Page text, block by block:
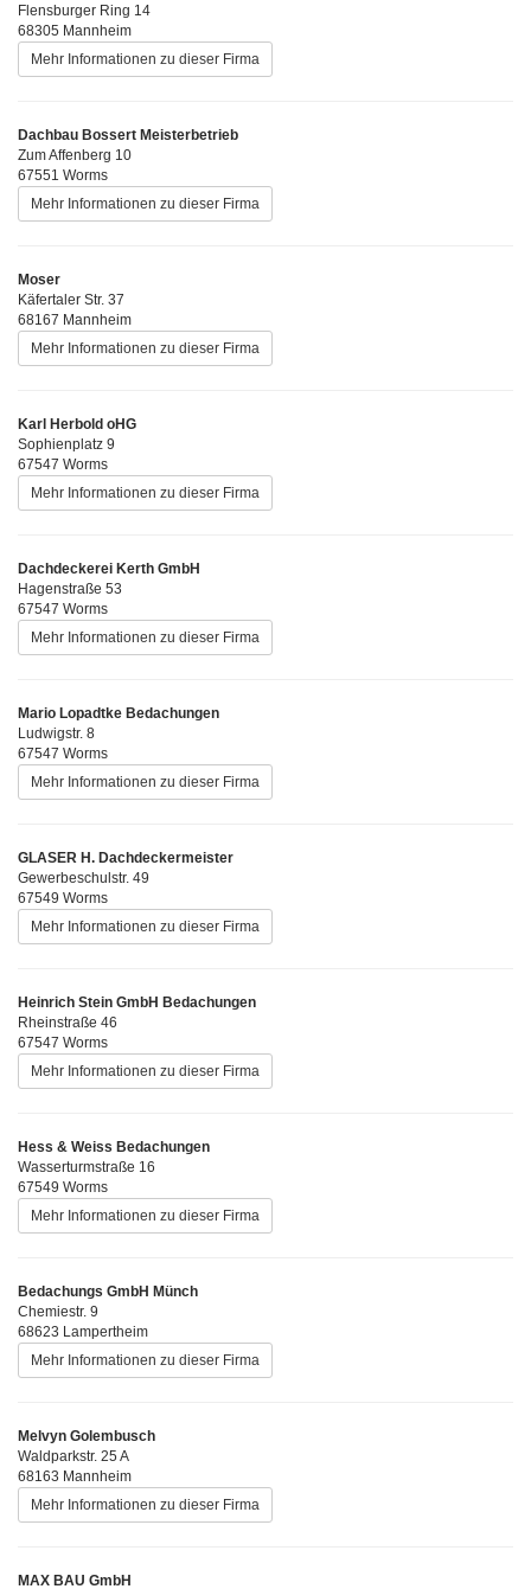
Flensburger Ring 14
68305 Mannheim
Mehr Informationen zu dieser Firma
Dachbau Bossert Meisterbetrieb
Zum Affenberg 10
67551 Worms
Mehr Informationen zu dieser Firma
Moser
Käfertaler Str. 37
68167 Mannheim
Mehr Informationen zu dieser Firma
Karl Herbold oHG
Sophienplatz 9
67547 Worms
Mehr Informationen zu dieser Firma
Dachdeckerei Kerth GmbH
Hagenstraße 53
67547 Worms
Mehr Informationen zu dieser Firma
Mario Lopadtke Bedachungen
Ludwigstr. 8
67547 Worms
Mehr Informationen zu dieser Firma
GLASER H. Dachdeckermeister
Gewerbeschulstr. 49
67549 Worms
Mehr Informationen zu dieser Firma
Heinrich Stein GmbH Bedachungen
Rheinstraße 46
67547 Worms
Mehr Informationen zu dieser Firma
Hess & Weiss Bedachungen
Wasserturmstraße 16
67549 Worms
Mehr Informationen zu dieser Firma
Bedachungs GmbH Münch
Chemiestr. 9
68623 Lampertheim
Mehr Informationen zu dieser Firma
Melvyn Golembusch
Waldparkstr. 25 A
68163 Mannheim
Mehr Informationen zu dieser Firma
MAX BAU GmbH